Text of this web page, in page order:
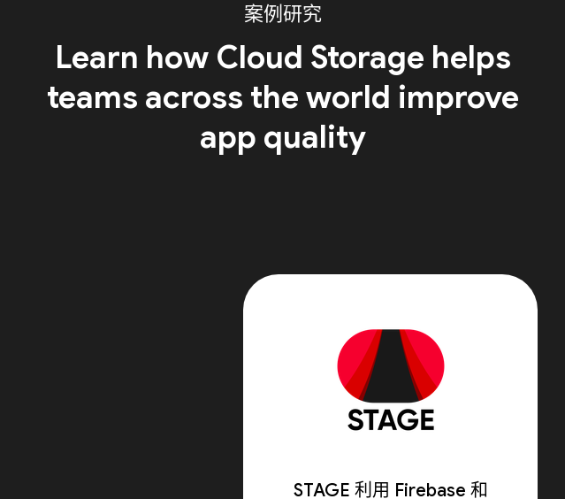
案例研究
Learn how Cloud Storage helps
teams across the world improve
app quality
STAGE 利用 Firebase 和